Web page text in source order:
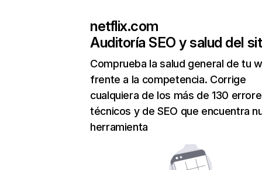
netflix.com
Auditoría SEO y salud del
Comprueba la salud general de tu
frente a la competencia. Corrige
cualquiera de los más de 130
técnicos y de SEO que encuentra
herramienta